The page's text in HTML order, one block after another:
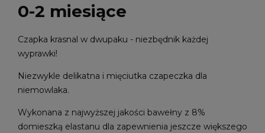
0-2 miesiące
Czapka krasnal w dwupaku - niezbędnik każdej
wyprawki!
Niezwykle delikatna i mięciutka czapeczka dla
niemowlaka.
Wykonana z najwyższej jakości bawełny z 8%
domieszką elastanu dla zapewnienia jeszcze większego